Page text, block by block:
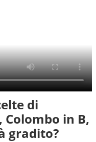
di
in B,
gradito?